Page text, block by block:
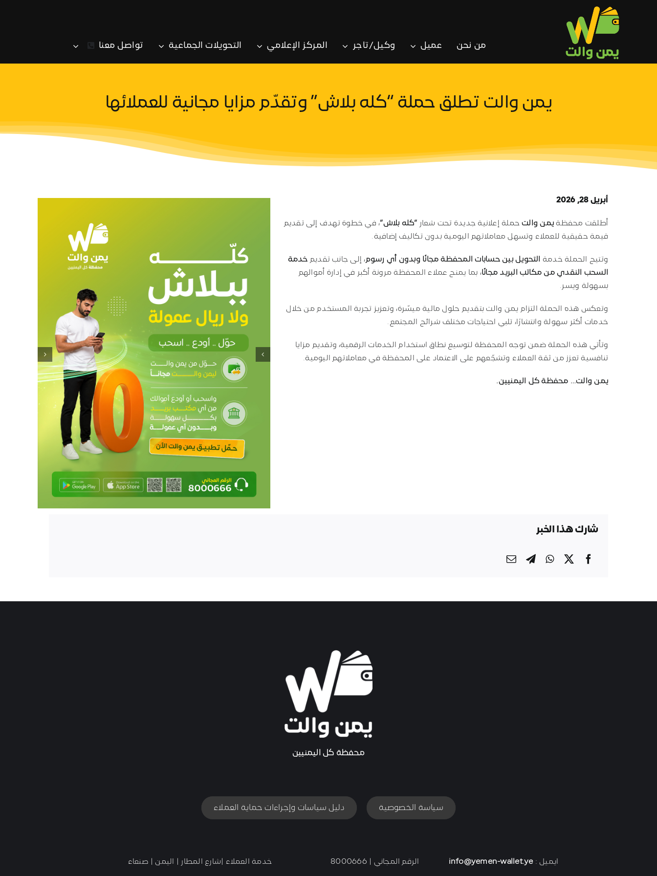
من نحن عميل وكيل/تاجر المركز الإعلامي التحويلات الجماعية تواصل معنا
يمن والت تطلق حملة “كله بلاش” وتقدّم مزايا مجانية للعملائها
أبريل 28, 2026
أطلقت محفظة يمن والتحملة إعلانية جديدة تحت شعار “كله بلاش”، في خطوة تهدف إلى تقديم
قيمة حقيقية للعملاء وتسهل معاملاتهم اليومية بدون تكاليف إضافية.
وتتيح الحملة خدمة التحويل بين حسابات المحفظة مجانًا وبدون أي رسوم، إلى جانب تقديم خدمة
السحب النقدي من مكاتب البريد مجانًا، بما يمنح عملاء المحفظة مرونة أكبر في إدارة أموالهم
بسهولة ويسر.
وتعكس هذه الحملة التزام يمن والت بتقديم حلول مالية ميسّرة، وتعزيز تجربة المستخدم من خلال
خدمات أكثر سهولة وانتشارًا، تلبي احتياجات مختلف شرائح المجتمع.
وتأتي هذه الحملة ضمن توجه المحفظة لتوسيع نطاق استخدام الخدمات الرقمية، وتقديم مزايا
تنافسية تعزز من ثقة العملاء وتشجّعهم على الاعتماد على المحفظة في معاملاتهم اليومية.
يمن والت… محفظة كل اليمنيين.
شارك هذا الخبر
محفظة كل اليمنيين
سياسة الخصوصية دليل سياسات وإجراءات حماية العملاء
ايميل :info@yemen-wallet.ye الرقم المجاني | 8000666 خدمة العملاء |شارع المطار | اليمن | صنعاء